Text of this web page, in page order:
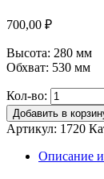
700,00 ₽
Высота: 280 мм
Обхват: 530 мм
Кол-во:
Добавить в
Артикул: 1720
Описание